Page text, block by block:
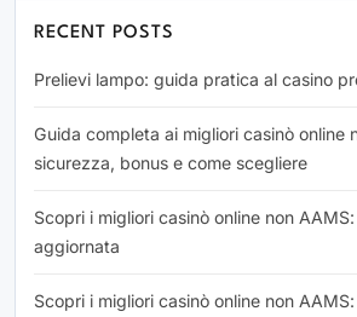
RECENT POSTS
Prelievi lampo: guida pratica al casino
Guida completa ai migliori casinò online
sicurezza, bonus e come scegliere
Scopri i migliori casinò online non
aggiornata
Scopri i migliori casinò online non